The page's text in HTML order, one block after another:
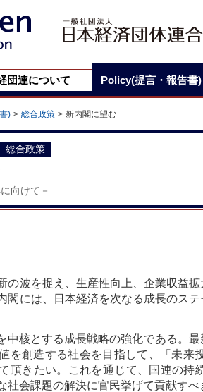
団連について Policy(提言・報告書)
) 総合政策 新内閣に望む
総合政策
向けて－
の波を捉え、生産性向上、企業収益
閣には、日本経済を次なる成長のス
中核とする成長戦略の強化である。
を創造する社会を目指して、「未来
頂きたい。これを通じて、国連の持
社会課題の解決に官民挙げて貢献すべ